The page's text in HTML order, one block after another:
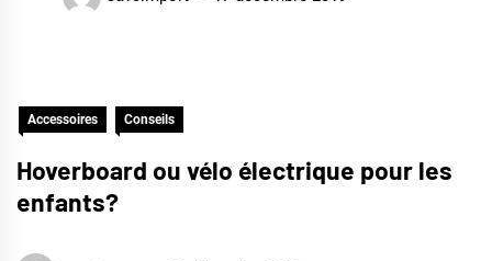
Accessoires Conseils
Hoverboard ou vélo électrique pour les
enfants?